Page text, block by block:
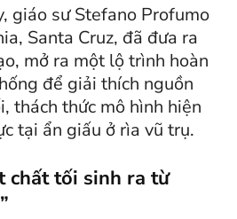
giáo sư Stefano Profumo
Santa Cruz, đã đưa ra
mở ra một lộ trình hoàn
để giải thích nguồn
thách thức mô hình hiện
tại ẩn giấu ở rìa vũ trụ.
chất tối sinh ra từ